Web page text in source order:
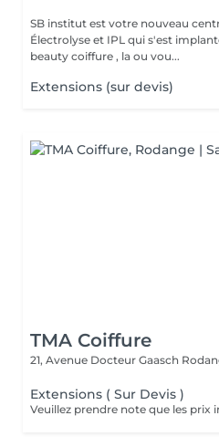
SB institut est votre nouveau
Électrolyse et IPL qui s'est
beauty coiffure , la ou vou...
Extensions (sur devis)
TMA Coiffure
21, Avenue Docteur Gaasch
Extensions ( Sur Devis )